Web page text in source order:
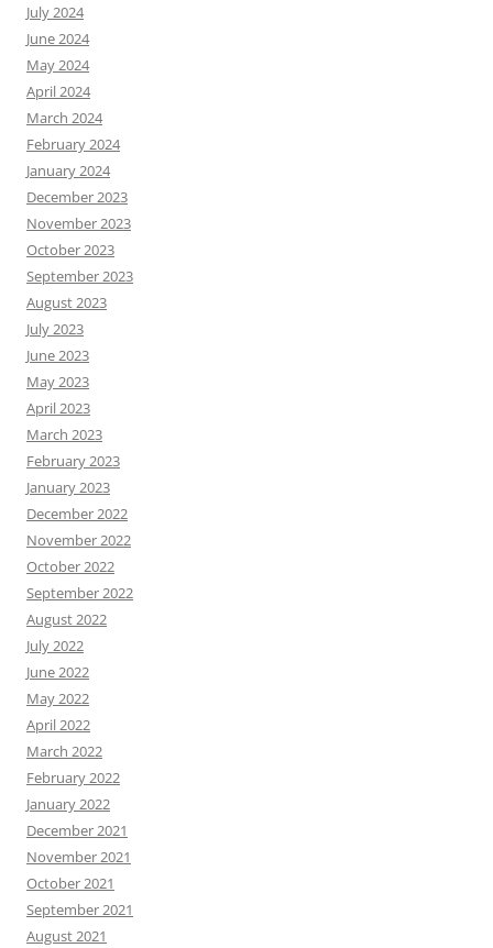
July 2024
June 2024
May 2024
April 2024
March 2024
February 2024
January 2024
December 2023
November 2023
October 2023
September 2023
August 2023
July 2023
June 2023
May 2023
April 2023
March 2023
February 2023
January 2023
December 2022
November 2022
October 2022
September 2022
August 2022
July 2022
June 2022
May 2022
April 2022
March 2022
February 2022
January 2022
December 2021
November 2021
October 2021
September 2021
August 2021